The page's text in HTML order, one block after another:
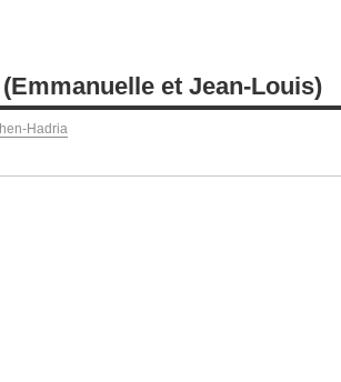
et Jean-Louis)
Hadria